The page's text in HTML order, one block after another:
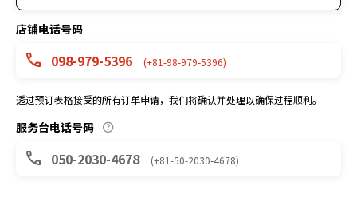
店铺电话号码
098-979-5396 (+81-98-979-5396)
透过预订表格接受的所有订单申请，我们将确认并处理以确保过程顺利。
服务台电话号码
050-2030-4678 (+81-50-2030-4678)